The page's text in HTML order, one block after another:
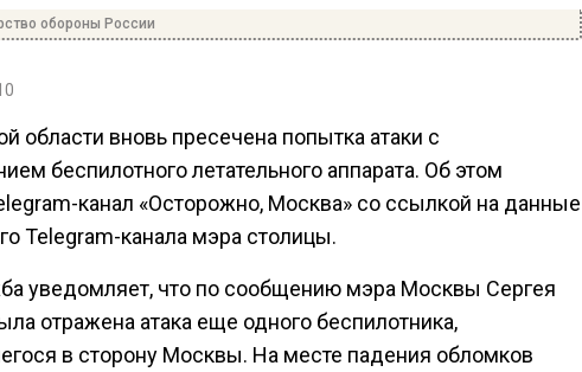
обороны России
области вновь пресечена попытка атаки с
беспилотного летательного аппарата. Об этом
канал «Осторожно, Москва» со ссылкой на данные
Telegram-канала мэра столицы.
уведомляет, что по сообщению мэра Москвы Сергея
отражена атака еще одного беспилотника,
в сторону Москвы. На месте падения обломков